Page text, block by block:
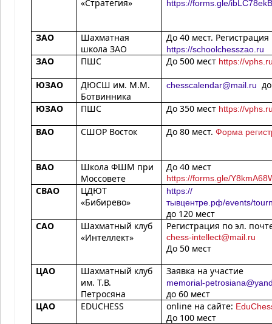
«Стратегия»
https://forms.gle/
ЗАО
Шахматная
школа ЗАО
До 40 мест. Регистрация
https://schoolchesszao.ru
ЗАО ПШС До 500 мест https://
ЮЗАО
ДЮСШ им. М.М.
Ботвинника
chesscalendar@mail.ru
ЮЗАО ПШС До 350 мест https://
ВАО СШОР Восток До 80 мест.Форма
ВАО
Школа ФШМ при
Моссовете
До 40 мест
https://forms.gle/
СВАО
ЦДЮТ
«Бибирево»
https://
тывцентре.рф/events/
до 120 мест
САО
Шахматный клуб
«Интеллект»
Регистрация по эл.
chess-intellect@mail.ru
До 50 мест
ЦАО
Шахматный клуб
им. Т.В.
Петросяна
Заявка на участие
memorial-
до 60 мест
ЦАО
EDUCHESS online на сайте:
До 100 мест